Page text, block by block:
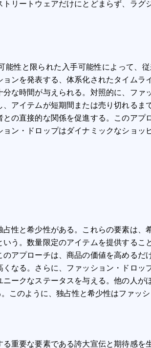
リートウェアだけにとどまらず、ラ
能性と限られた入手可能性によって、
ンを発表する、体系化されたタイム
な時間が与えられる。対照的に、ファ
アイテムが短期間または売り切れる
の直接的な関係を促進する。このア
ン・ドロップはダイナミックなショ
性と希少性がある。これらの要素は
う。数量限定のアイテムを提供する
アプローチは、商品の価値を高める
なる。さらに、ファッション・ドロ
ークなステータスを与える。他の人
このように、独占性と希少性はファッ
重要な要素である誇大宣伝と期待感